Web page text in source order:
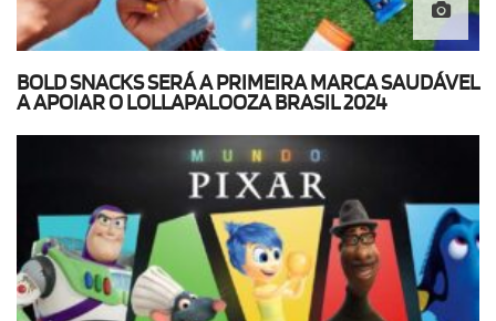
BOLD SNACKS SERÁ A PRIMEIRA MARCA SAUDÁVEL
A APOIAR O LOLLAPALOOZA BRASIL 2024